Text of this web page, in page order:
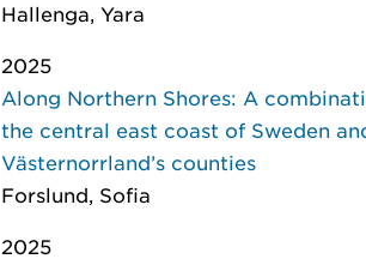
Hallenga, Yara
2025
Along Northern Shores: A
the central east coast of Sweden
Västernorrland’s counties
Forslund, Sofia
2025